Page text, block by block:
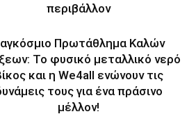
περιβάλλον
Πρωτάθλημα Καλών
Το φυσικό μεταλλικό νερό
και η We4all ενώνουν τις
τους για ένα πράσινο
μέλλον!